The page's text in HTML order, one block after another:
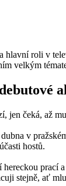
hlavní roli v
velkým
jen čeká, až
v
hostů.
prací
stejně, ať